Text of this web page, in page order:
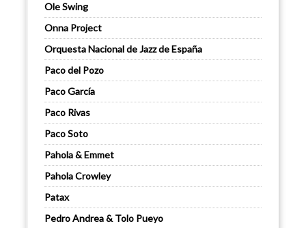
Ole Swing
Onna Project
Orquesta Nacional de Jazz de España
Paco del Pozo
Paco García
Paco Rivas
Paco Soto
Pahola & Emmet
Pahola Crowley
Patax
Pedro Andrea & Tolo Pueyo